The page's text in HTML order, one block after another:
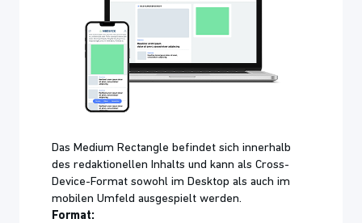
Das Medium Rectangle befindet sich innerhalb
des redaktionellen Inhalts und kann als Cross-
Device-Format sowohl im Desktop als auch im
mobilen Umfeld ausgespielt werden.
Format: